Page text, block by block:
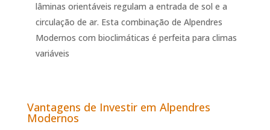
lâminas orientáveis regulam a entrada de sol e a
circulação de ar. Esta combinação de Alpendres
Modernos com bioclimáticas é perfeita para climas
variáveis
Vantagens de Investir em Alpendres
Modernos